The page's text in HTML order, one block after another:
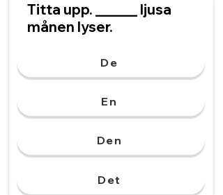
Titta upp. ______ ljusa
månen lyser.
De
En
Den
Det